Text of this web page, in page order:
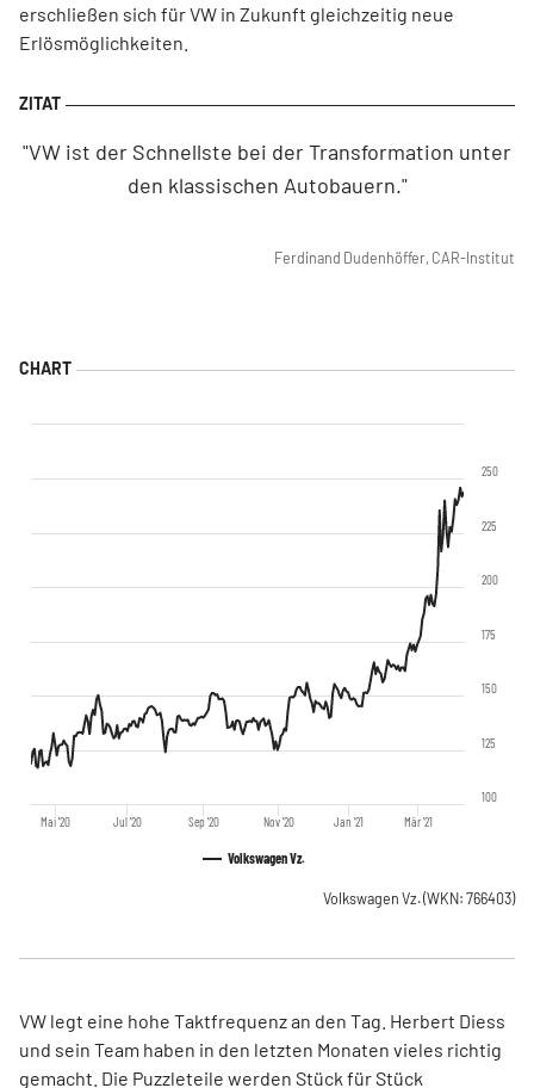
erschließen sich für VW in Zukunft gleichzeitig neue
Erlösmöglichkeiten.
"VW ist der Schnellste bei der Transformation unter
den klassischen Autobauern."
Ferdinand Dudenhöffer, CAR-Institut
Volkswagen Vz.
Mai '20 Jul '20 Sep '20 Nov '20 Jan '21 Mär '21
100
125
150
175
200
225
250
Volkswagen Vz.(WKN: 766403)
VW legt eine hohe Taktfrequenz an den Tag. Herbert Diess
und sein Team haben in den letzten Monaten vieles richtig
gemacht. Die Puzzleteile werden Stück für Stück